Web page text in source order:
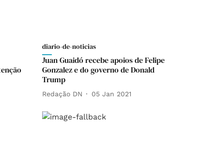
diario-de-noticias
Juan Guaidó recebe apoios de Felipe
Gonzalez e do governo de Donald
Trump
Redação DN 05 Jan 2021